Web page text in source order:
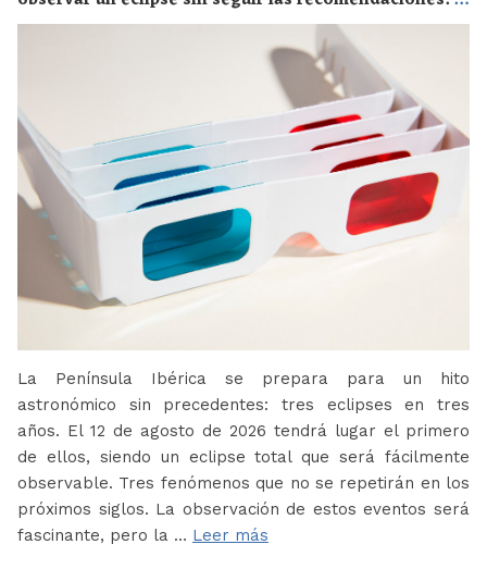
retinopatía solar es el mayor de los peligros
La Península Ibérica se prepara para un hito
astronómico sin precedentes: tres eclipses en tres
años. El 12 de agosto de 2026 tendrá lugar el primero
de ellos, siendo un eclipse total que será fácilmente
observable. Tres fenómenos que no se repetirán en los
próximos siglos. La observación de estos eventos será
fascinante, pero la … Leer más